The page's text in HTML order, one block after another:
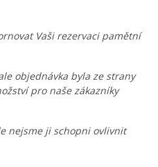
Vaši rezervaci pamětní
objednávka byla ze strany
pro naše zákazníky
nejsme ji schopni ovlivnit